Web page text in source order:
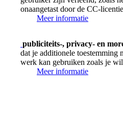
onaangetast door de CC-
Meer informatie
publiciteits-, privacy- en
dat je additionele toestemming
werk kan gebruiken zoals je
Meer informatie